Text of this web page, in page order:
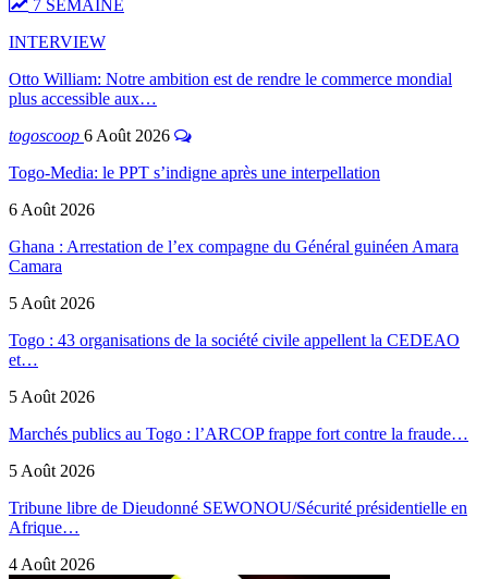
7 SEMAINE
INTERVIEW
Otto William: Notre ambition est de rendre le commerce mondial
plus accessible aux…
togoscoop 6 Août 2026
Togo-Media: le PPT s’indigne après une interpellation
6 Août 2026
Ghana : Arrestation de l’ex compagne du Général guinéen Amara
Camara
5 Août 2026
Togo : 43 organisations de la société civile appellent la CEDEAO
et…
5 Août 2026
Marchés publics au Togo : l’ARCOP frappe fort contre la fraude…
5 Août 2026
Tribune libre de Dieudonné SEWONOU/Sécurité présidentielle en
Afrique…
4 Août 2026